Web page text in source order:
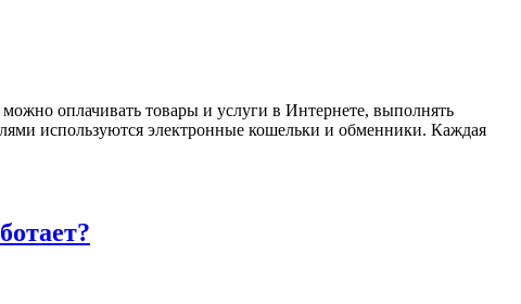
оплачивать товары и услуги в Интернете, выполнять
используются электронные кошельки и обменники. Каждая